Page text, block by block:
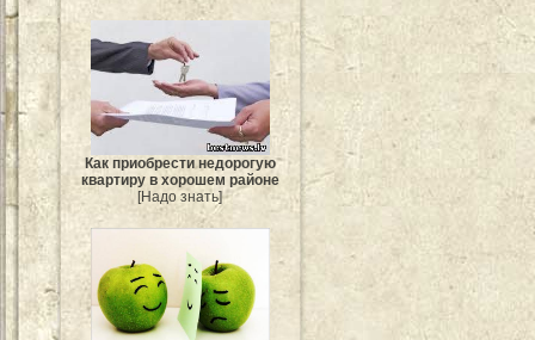
Как приобрести недорогую
квартиру в хорошем районе
[Надо знать]